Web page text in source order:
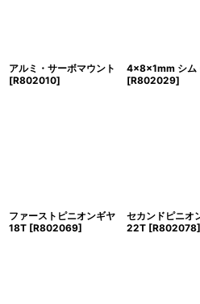
アルミ・サーボマウント
[R802010]
4x8x1mm シム
[R802029]
ファーストピニオンギヤ
18T [R802069]
セカンドピニオ
22T [R802078]